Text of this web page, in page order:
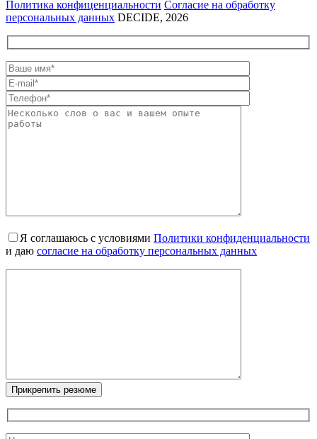
Политика конфиценциальности Согласие на обработку
персональных данных DECIDE, 2026
Я соглашаюсь с условиями Политики конфиденциальности
и даю согласие на обработку персональных данных